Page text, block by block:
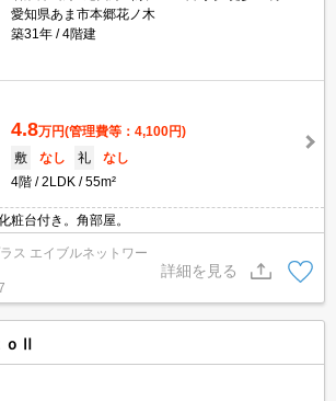
愛知県あま市本郷花ノ木
築31年
4階建
4.8万円(管理費等：4,100円)
敷
なし 礼
なし
4階
2LDK 55m²
粧台付き。角部屋。
ス エイブルネットワー
詳細を見る
ｏⅡ